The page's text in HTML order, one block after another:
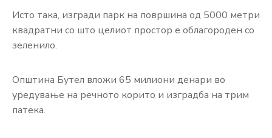
Исто така, изгради парк на површина од 5000 метри
квадратни со што целиот простор е облагороден со
зеленило.
Општина Бутел вложи 65 милиони денари во
уредување на речното корито и изградба на трим
патека.